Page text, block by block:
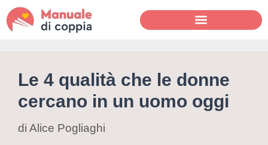
Le 4 qualità che le donne
cercano in un uomo oggi
di Alice Pogliaghi